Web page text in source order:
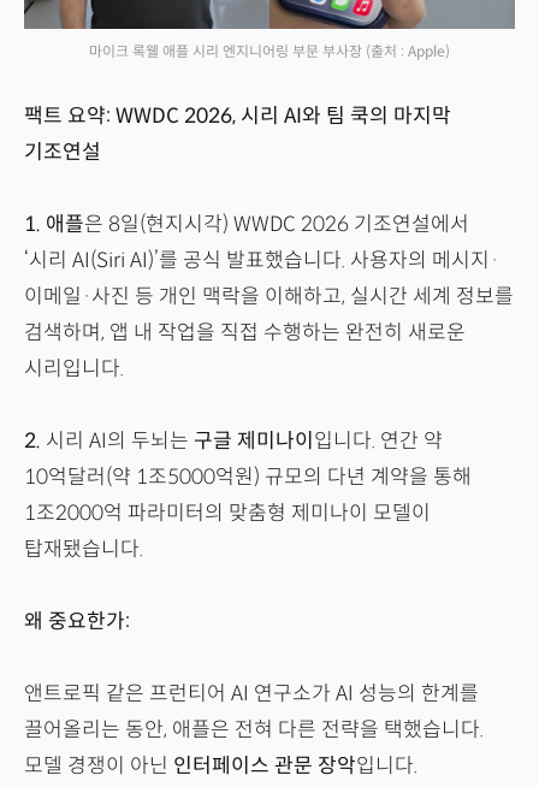
마이크 록웰 애플 시리 엔지니어링 부문 부사장 (출처 : Apple)
팩트 요약: WWDC 2026, 시리 AI와 팀 쿡의 마지막
기조연설
1. 애플은 8일(현지시각) WWDC 2026 기조연설에서
‘시리 AI(Siri AI)’를 공식 발표했습니다. 사용자의 메시지·
이메일·사진 등 개인 맥락을 이해하고, 실시간 세계 정보를
검색하며, 앱 내 작업을 직접 수행하는 완전히 새로운
시리입니다.
2. 시리 AI의 두뇌는 구글 제미나이 입니다. 연간 약
10억달러(약 1조5000억원) 규모의 다년 계약을 통해
1조2000억 파라미터의 맞춤형 제미나이 모델이
탑재됐습니다.
왜 중요한가:
앤트로픽 같은 프런티어 AI 연구소가 AI 성능의 한계를
끌어올리는 동안, 애플은 전혀 다른 전략을 택했습니다.
모델 경쟁이 아닌 인터페이스 관문 장악입니다.